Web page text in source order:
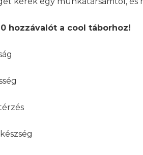
hozzávalót a cool táborhoz!